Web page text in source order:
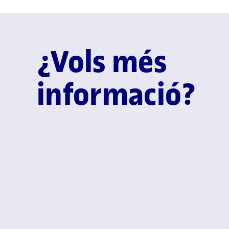
¿Vols més
informació?